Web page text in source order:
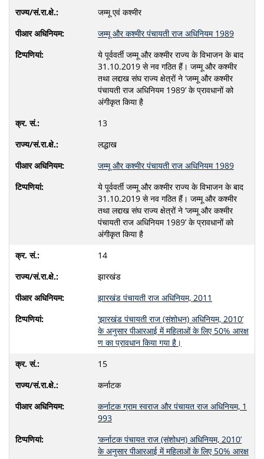
जम्‍मू एवं कश्‍मीर
जम्मू और कश्मीर पंचायती राज अधिनियम 1989
ये पूर्ववर्ती जम्मू और कश्मीर राज्य के विभाजन के बाद
31.10.2019 से नव गठित हैं। जम्मू और कश्मीर
तथा लद्दाख संघ राज्‍य क्षेत्रों ने ‘जम्मू और कश्मीर
पंचायती राज अधिनियम 1989’ के प्रावधानों को
अंगीकृत किया है
13
लद्धाख
जम्मू और कश्मीर पंचायती राज अधिनियम 1989
ये पूर्ववर्ती जम्मू और कश्मीर राज्य के विभाजन के बाद
31.10.2019 से नव गठित हैं। जम्मू और कश्मीर
तथा लद्दाख संघ राज्‍य क्षेत्रों ने ‘जम्मू और कश्मीर
पंचायती राज अधिनियम 1989’ के प्रावधानों को
अंगीकृत किया है
14
झारखंड
झारखंड पंचायती राज अधिनियम, 2011
‘झारखंड पंचायती राज (संशोधन) अधिनियम, 2010’
के अनुसार पीआरआई में महिलाओं के लिए 50% आरक्ष
ण का प्रावधान किया गया है।
15
कर्नाटक
कर्नाटक ग्राम स्वराज और पंचायत राज अधिनियम, 1
993
‘कर्नाटक पंचायत राज (संशोधन) अधिनियम, 2010’
के अनुसार पीआरआई में महिलाओं के लिए 50% आरक्ष